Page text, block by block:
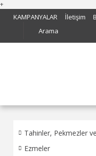
+
KAMPANYALAR İletişim
Tahinler, Pekmezler
Ezmeler